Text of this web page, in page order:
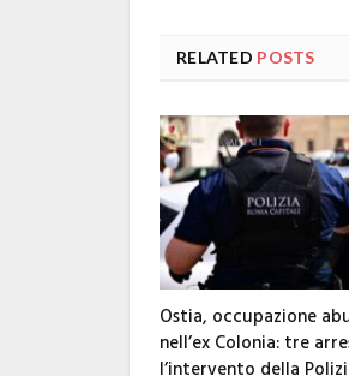
RELATED POSTS
Ostia, occupazione
nell’ex Colonia: tre
l’intervento della